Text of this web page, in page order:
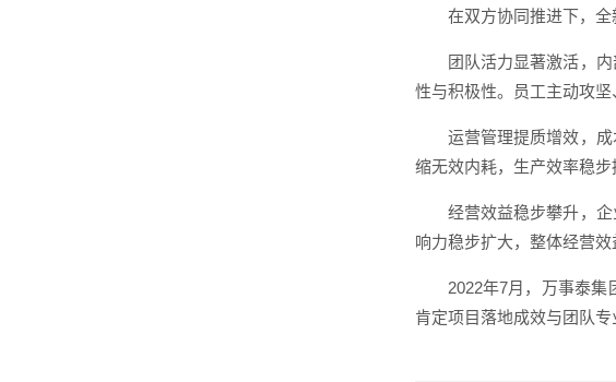
在双方协同推进下，
团队活力显著激活，
性与积极性。员工主动攻
运营管理提质增效，
缩无效内耗，生产效率稳
经营效益稳步攀升，
响力稳步扩大，整体经营
2022年7月，万事泰
肯定项目落地成效与团队专